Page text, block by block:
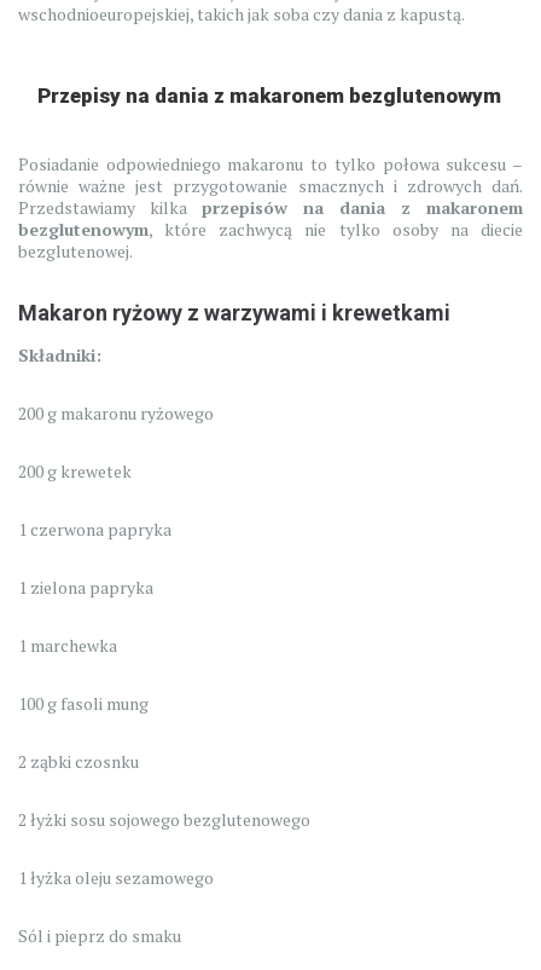
wschodnioeuropejskiej, takich jak soba czy dania z kapustą.
Przepisy na dania z makaronem bezglutenowym
Posiadanie odpowiedniego makaronu to tylko połowa sukcesu –
równie ważne jest przygotowanie smacznych i zdrowych dań.
Przedstawiamy kilka przepisów na dania z makaronem
bezglutenowym, które zachwycą nie tylko osoby na diecie
bezglutenowej.
Makaron ryżowy z warzywami i krewetkami
Składniki:
200 g makaronu ryżowego
200 g krewetek
1 czerwona papryka
1 zielona papryka
1 marchewka
100 g fasoli mung
2 ząbki czosnku
2 łyżki sosu sojowego bezglutenowego
1 łyżka oleju sezamowego
Sól i pieprz do smaku